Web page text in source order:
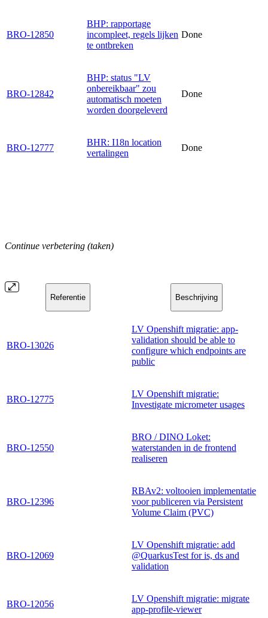
BRO-12850
BHP: rapportage
incompleet, regels lijken
te ontbreken
Done
BRO-12842
BHP: status "LV
onbereikbaar" zou
automatisch moeten
worden doorgeleverd
Done
BRO-12777
BHR: I18n location
vertalingen
Done
Continue verbetering (taken)
Referentie Beschrijving
BRO-13026
LV Openshift migratie: app-
validation should be able to
configure which endpoints are
public
BRO-12775
LV Openshift migratie:
Investigate micrometer usages
BRO-12550
BRO / DINO Loket:
waterstanden in de frontend
realiseren
BRO-12396
RBAv2: voltooien implementatie
voor publiceren via Persistent
Volume Claim (PVC)
BRO-12069
LV Openshift migratie: add
@QuarkusTest for is, ds and
validation
BRO-12056
LV Openshift migratie: migrate
app-profile-viewer